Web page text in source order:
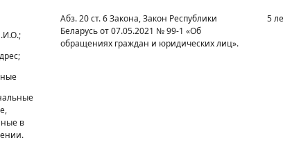
в
Абз. 20 ст. 6 Закона, Закон Республики
Беларусь от 07.05.2021 № 99-1 «Об
обращениях граждан и юридических лиц».
5